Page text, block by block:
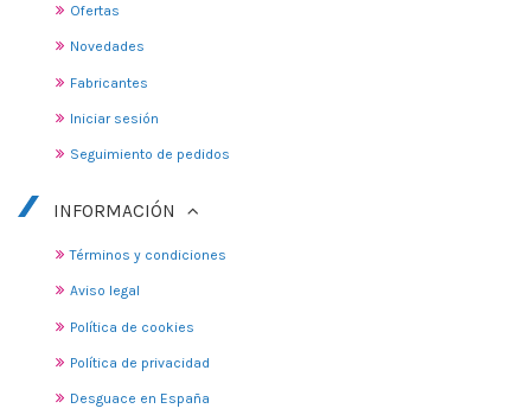
Ofertas
Novedades
Fabricantes
Iniciar sesión
Seguimiento de pedidos
INFORMACIÓN
Términos y condiciones
Aviso legal
Política de cookies
Política de privacidad
Desguace en España